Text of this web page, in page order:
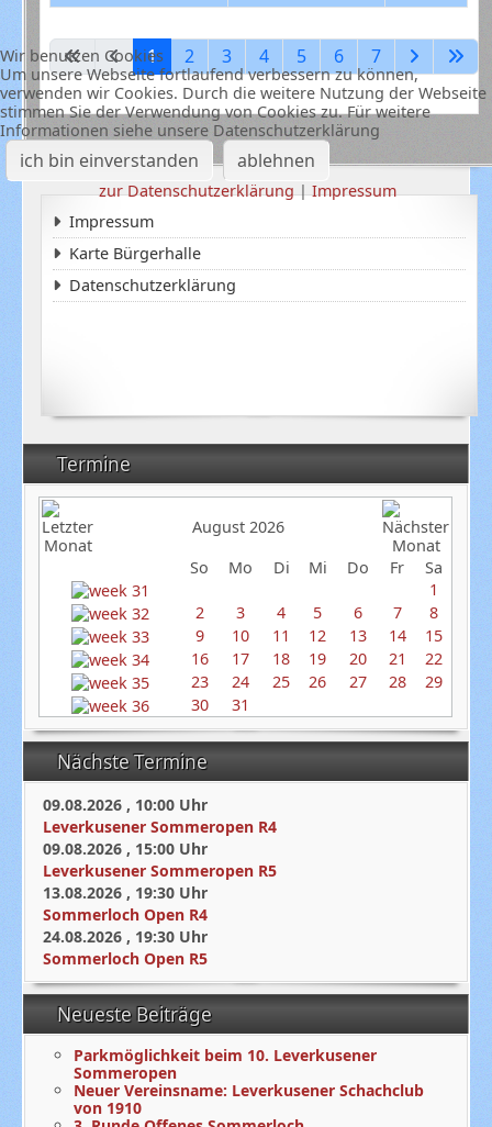
Termine
August 2026
So
Mo Di Mi Do Fr
Sa
1
2
3 4 5 6 7
8
9
10 11 12 13 14
15
16
17 18 19 20 21
22
23
24 25 26 27 28
29
30
31
Nächste Termine
09.08.2026 , 10:00 Uhr
Leverkusener Sommeropen R4
09.08.2026 , 15:00 Uhr
Leverkusener Sommeropen R5
13.08.2026 , 19:30 Uhr
Sommerloch Open R4
24.08.2026 , 19:30 Uhr
Sommerloch Open R5
Neueste Beiträge
Parkmöglichkeit beim 10. Leverkusener
Sommeropen
Neuer Vereinsname: Leverkusener Schachclub
von 1910
Seite 1 von 7
1 2 3 4 5 6 7
Impressum
Karte Bürgerhalle
Datenschutzerklärung
Wir benutzen Cookies
Um unsere Webseite fortlaufend verbessern zu können,
verwenden wir Cookies. Durch die weitere Nutzung der Webseite
stimmen Sie der Verwendung von Cookies zu. Für weitere
Informationen siehe unsere Datenschutzerklärung
ich bin einverstanden ablehnen
zur Datenschutzerklärung|Impressum